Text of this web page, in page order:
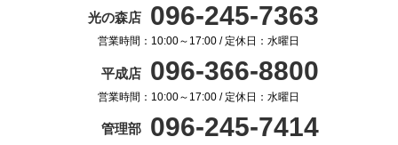
光の森店 096-245-7363
営業時間：10:00～17:00 / 定休日：水曜日
平成店 096-366-8800
営業時間：10:00～17:00 / 定休日：水曜日
管理部 096-245-7414